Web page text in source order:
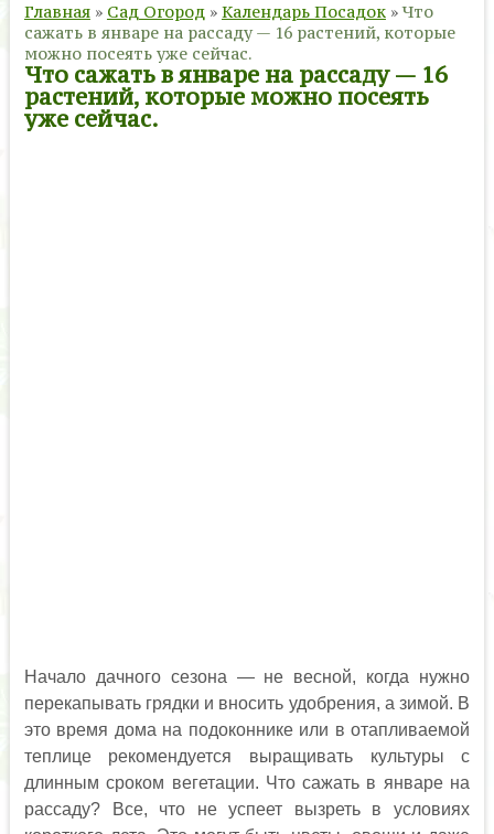
Главная » Сад Огород » Календарь Посадок »Что
сажать в январе на рассаду — 16 растений, которые
можно посеять уже сейчас.
Что сажать в январе на рассаду — 16
растений, которые можно посеять
уже сейчас.
Начало дачного сезона — не весной, когда нужно
перекапывать грядки и вносить удобрения, а зимой. В
это время дома на подоконнике или в отапливаемой
теплице рекомендуется выращивать культуры с
длинным сроком вегетации. Что сажать в январе на
рассаду? Все, что не успеет вызреть в условиях